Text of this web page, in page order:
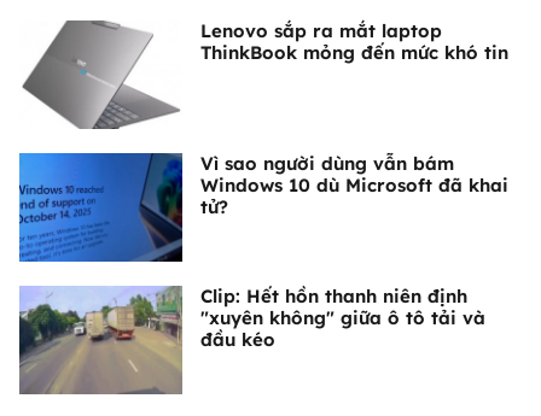
Lenovo sắp ra mắt laptop
ThinkBook mỏng đến mức khó tin
Vì sao người dùng vẫn bám
Windows 10 dù Microsoft đã khai
tử?
Clip: Hết hồn thanh niên định
"xuyên không" giữa ô tô tải và
đầu kéo